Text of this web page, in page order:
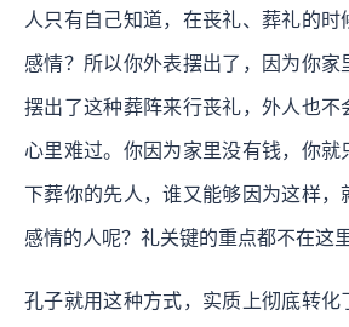
人只有自己知道，在丧礼、葬礼的时
感情？所以你外表摆出了，因为你家
摆出了这种葬阵来行丧礼，外人也不
心里难过。你因为家里没有钱，你就
下葬你的先人，谁又能够因为这样，
感情的人呢？礼关键的重点都不在这里
孔子就用这种方式，实质上彻底转化